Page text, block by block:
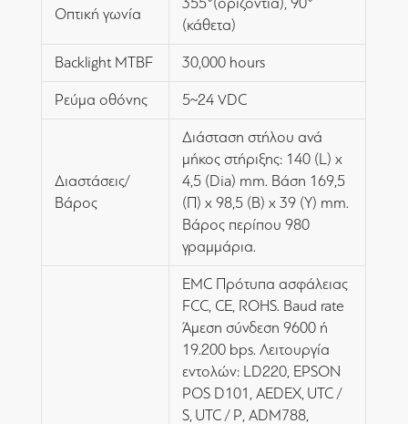
Οπτική γωνία
(κάθετα)
Backlight MTBF 30,000 hours
Ρεύμα οθόνης 5~24 VDC
Διαστάσεις/
Βάρος
Διάσταση στήλου ανά
μήκος στήριξης: 140 (L) x
4,5 (Dia) mm. Βάση 169,5
(Π) x 98,5 (Β) x 39 (Υ) mm.
Βάρος περίπου 980
γραμμάρια.
EMC Πρότυπα ασφάλειας
FCC, CE, ROHS. Baud rate
Άμεση σύνδεση 9600 ή
19.200 bps. Λειτουργία
εντολών: LD220, EPSON
POS D101, AEDEX, UTC /
S, UTC / P, ADM788,